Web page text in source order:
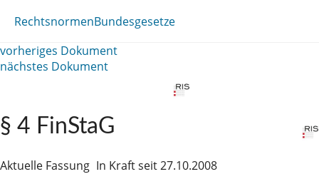
RechtsnormenBundesgesetze
vorheriges Dokument
nächstes Dokument
§ 4 FinStaG
Aktuelle Fassung In Kraft seit 27.10.2008